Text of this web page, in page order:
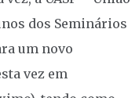
dos Seminários
um novo
vez em